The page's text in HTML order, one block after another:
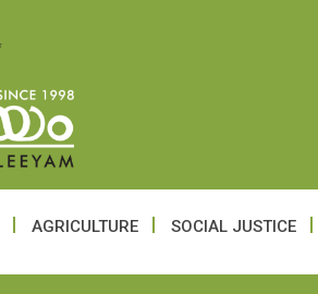
AGRICULTURE SOCIAL JUSTICE